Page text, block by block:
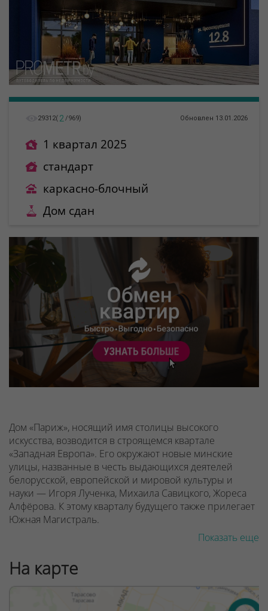
29312( 2 /969) Обновлен 13.01.2026
1 квартал 2025
стандарт
каркасно-блочный
Дом сдан
Дом «Париж», носящий имя столицы высокого
искусства, возводится в строящемся квартале
«Западная Европа». Его окружают новые минские
улицы, названные в честь выдающихся деятелей
белорусской, европейской и мировой культуры и
науки — Игоря Лученка, Михаила Савицкого, Жореса
Алфёрова. К этому кварталу будущего также прилегает
Южная Магистраль.
Если вы давно мечтали экономить время, находя все
обязательно стоит выбрать для себя Минск Мир.
Каждый квартал комплекса создаётся в передовой
градостроительной концепции «15-минутный город»,
которая ещё вчера могла показаться фантастикой.
Показать еще
На карте